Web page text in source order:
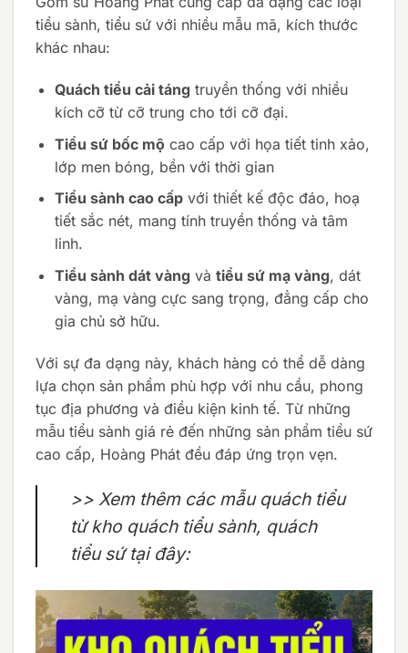
tiểu sành, tiểu sứ với nhiều mẫu mã, kích thước
khác nhau:
Quách tiểu cải táng truyền thống với nhiều
kích cỡ từ cỡ trung cho tới cỡ đại.
Tiểu sứ bốc mộcao cấp với họa tiết tinh xảo,
lớp men bóng, bền với thời gian
Tiểu sành cao cấpvới thiết kế độc đáo, hoạ
tiết sắc nét, mang tính truyền thống và tâm
linh.
Tiểu sành dát vàng và tiểu sứ mạ vàng, dát
vàng, mạ vàng cực sang trọng, đẳng cấp cho
gia chủ sở hữu.
Với sự đa dạng này, khách hàng có thể dễ dàng
lựa chọn sản phẩm phù hợp với nhu cầu, phong
tục địa phương và điều kiện kinh tế. Từ những
mẫu tiểu sành giá rẻ đến những sản phẩm tiểu sứ
cao cấp, Hoàng Phát đều đáp ứng trọn vẹn.
>> Xem thêm các mẫu quách tiểu
từ kho quách tiểu sành, quách
tiểu sứ tại đây: